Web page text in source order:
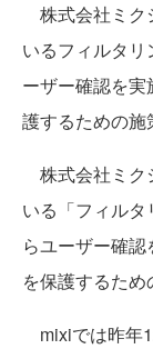
株式会社ミク
いるフィルタ
ーザー確認を
護するための施
株式会社ミク
いる「フィル
らユーザー確
を保護するため
mixiでは昨年